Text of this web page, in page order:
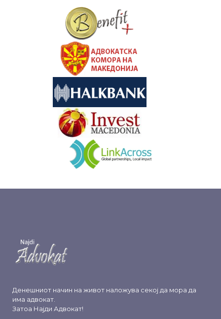
Денешниот начин на живот наложува секој да мора да
има адвокат.
Затоа Најди Адвокат!